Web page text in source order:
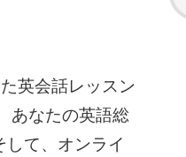
英会話レッスン
あなたの英語総
して、オンライ